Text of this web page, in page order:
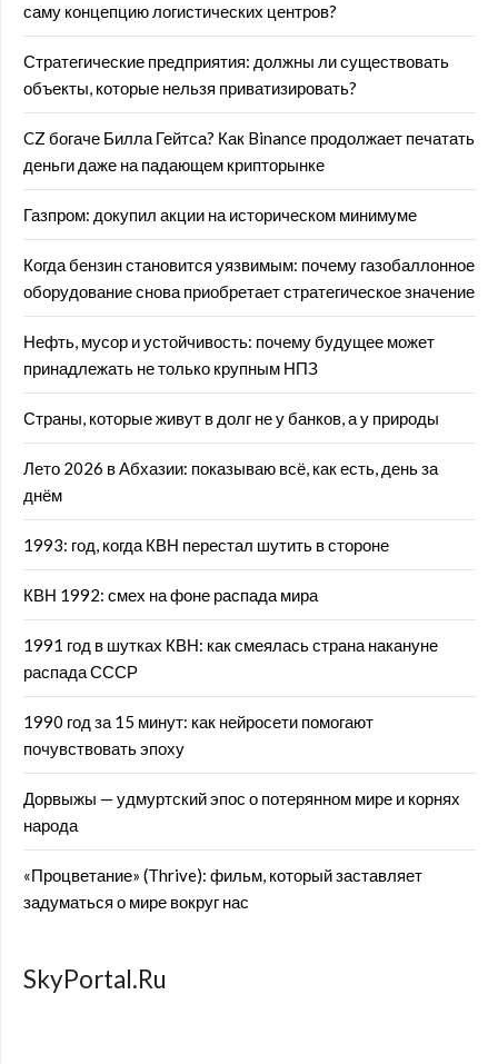
саму концепцию логистических центров?
Стратегические предприятия: должны ли существовать
объекты, которые нельзя приватизировать?
CZ богаче Билла Гейтса? Как Binance продолжает печатать
деньги даже на падающем крипторынке
Газпром: докупил акции на историческом минимуме
Когда бензин становится уязвимым: почему газобаллонное
оборудование снова приобретает стратегическое значение
Нефть, мусор и устойчивость: почему будущее может
принадлежать не только крупным НПЗ
Страны, которые живут в долг не у банков, а у природы
Лето 2026 в Абхазии: показываю всё, как есть, день за
днём
1993: год, когда КВН перестал шутить в стороне
КВН 1992: смех на фоне распада мира
1991 год в шутках КВН: как смеялась страна накануне
распада СССР
1990 год за 15 минут: как нейросети помогают
почувствовать эпоху
Дорвыжы — удмуртский эпос о потерянном мире и корнях
народа
«Процветание» (Thrive): фильм, который заставляет
задуматься о мире вокруг нас
SkyPortal.Ru